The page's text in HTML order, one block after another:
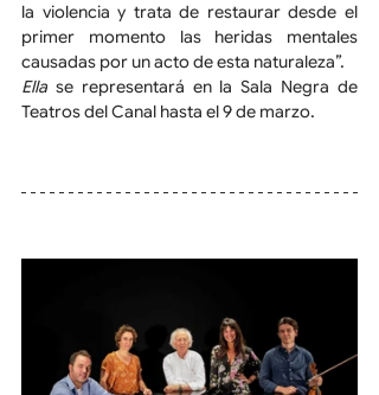
la violencia y trata de restaurar desde el
primer momento las heridas mentales
causadas por un acto de esta naturaleza”.
Ella se representará en la Sala Negra de
Teatros del Canal hasta el 9 de marzo.